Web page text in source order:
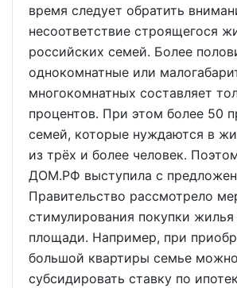
время следует обратить
несоответствие строящегося
российских семей. Более
однокомнатные или
многокомнатных составляет
процентов. При этом более 50
семей, которые нуждаются в
из трёх и более человек.
ДОМ.РФ выступила с
Правительство рассмотрело
стимулирования покупки
площади. Например, при
большой квартиры семье можно
субсидировать ставку по